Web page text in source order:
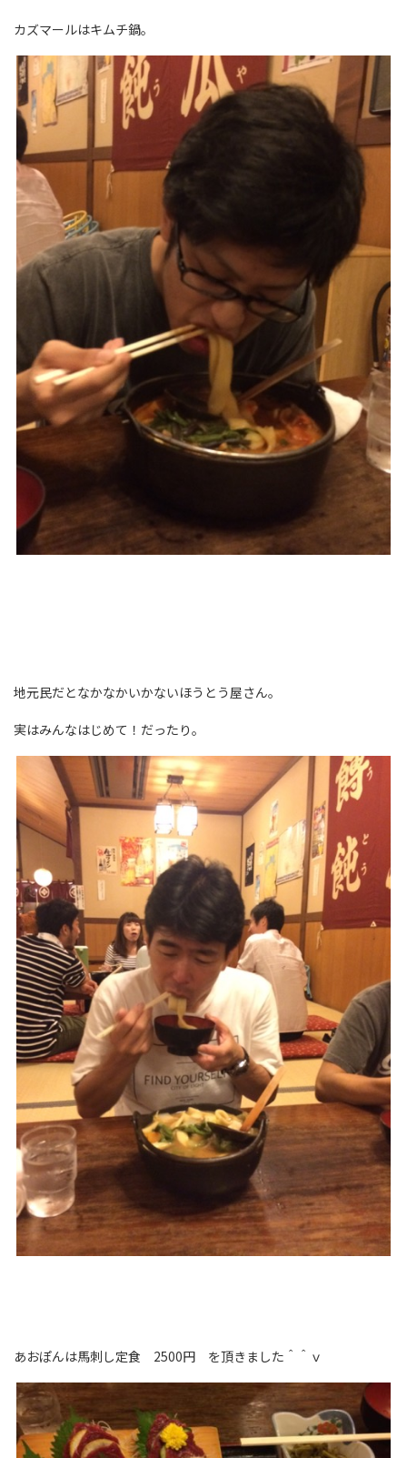
カズマールはキムチ鍋。
地元民だとなかなかいかないほうとう屋さん。
実はみんなはじめて！だったり。
あおぽんは馬刺し定食 2500円 を頂きました＾＾ｖ